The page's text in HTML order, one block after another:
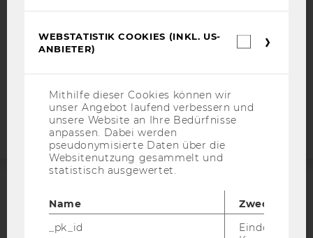
COOKIE EINSTELLUNGEN
Webseite
ACCREDITED BY:
EQUIS
WEBSTATISTIK COOKIES (INKL. US-
ANBIETER)
Mithilfe dieser Cookies können wir
unser Angebot laufend verbessern und
unsere Website an Ihre Bedürfnisse
anpassen. Dabei werden
pseudonymisierte Daten über die
Websitenutzung gesammelt und
statistisch ausgewertet.
Name
Zweck
_pk_id
Eindeutige